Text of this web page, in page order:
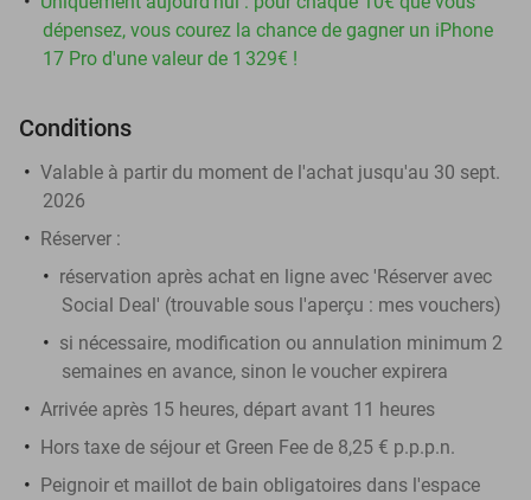
dépensez, vous courez la chance de gagner un iPhone
17 Pro d'une valeur de 1 329€ !
Conditions
Valable à partir du moment de l'achat jusqu'au 30 sept.
2026
Réserver :
réservation après achat en ligne avec 'Réserver avec
Social Deal' (trouvable sous l'aperçu : mes vouchers)
si nécessaire, modification ou annulation minimum 2
semaines en avance, sinon le voucher expirera
Arrivée après 15 heures, départ avant 11 heures
Hors taxe de séjour et Green Fee de 8,25 € p.p.p.n.
Peignoir et maillot de bain obligatoires dans l'espace